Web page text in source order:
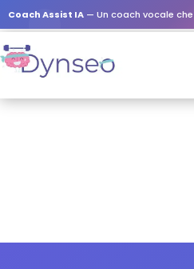
Coach Assist IA — Un coach vocale che